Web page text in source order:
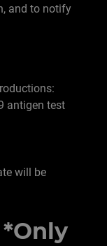
and to notify
antigen test
will be